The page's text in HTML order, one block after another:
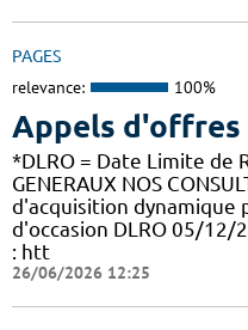
PAGES
relevance: 100%
Appels d'offres
*DLRO = Date Limite de
GENERAUX NOS
d'acquisition dynamique
d'occasion DLRO 05/12/
: htt
26/06/2026 12:25